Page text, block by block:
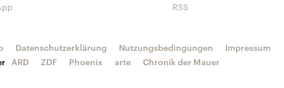
RSS
Datenschutzerklärung Nutzungsbedingungen
Impressum
ARD ZDF Phoenix arte Chronik der Mauer